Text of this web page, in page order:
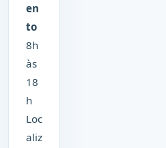
en
to
8h
às
18
h
Loc
aliz